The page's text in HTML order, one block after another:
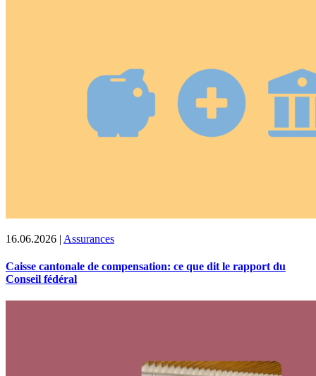
16.06.2026 | Assurances
Caisse cantonale de compensation: ce que dit le rapport du
Conseil fédéral